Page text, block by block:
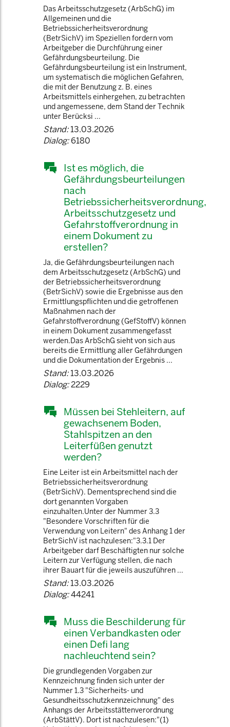
Das Arbeitsschutzgesetz (ArbSchG) im
Allgemeinen und die
Betriebssicherheitsverordnung
(BetrSichV) im Speziellen fordern vom
Arbeitgeber die Durchführung einer
Gefährdungsbeurteilung. Die
Gefährdungsbeurteilung ist ein Instrument,
um systematisch die möglichen Gefahren,
die mit der Benutzung z. B. eines
Arbeitsmittels einhergehen, zu betrachten
und angemessene, dem Stand der Technik
unter Berücksi ...
Stand:13.03.2026
Dialog:6180
Ist es möglich, die
Gefährdungsbeurteilungen
nach
Betriebssicherheitsverordnung,
Arbeitsschutzgesetz und
Gefahrstoffverordnung in
einem Dokument zu
erstellen?
Ja, die Gefährdungsbeurteilungen nach
dem Arbeitsschutzgesetz (ArbSchG) und
der Betriebssicherheitsverordnung
(BetrSichV) sowie die Ergebnisse aus den
Ermittlungspflichten und die getroffenen
Maßnahmen nach der
Gefahrstoffverordnung (GefStoffV) können
in einem Dokument zusammengefasst
werden.Das ArbSchG sieht von sich aus
bereits die Ermittlung aller Gefährdungen
und die Dokumentation der Ergebnis ...
Stand:13.03.2026
Dialog:2229
Müssen bei Stehleitern, auf
gewachsenem Boden,
Stahlspitzen an den
Leiterfüßen genutzt
werden?
Eine Leiter ist ein Arbeitsmittel nach der
Betriebssicherheitsverordnung
(BetrSichV). Dementsprechend sind die
dort genannten Vorgaben
einzuhalten.Unter der Nummer 3.3
"Besondere Vorschriften für die
Verwendung von Leitern" des Anhang 1 der
BetrSichV ist nachzulesen:"3.3.1 Der
Arbeitgeber darf Beschäftigten nur solche
Leitern zur Verfügung stellen, die nach
ihrer Bauart für die jeweils auszuführen ...
Stand:13.03.2026
Dialog:44241
Muss die Beschilderung für
einen Verbandkasten oder
einen Defi lang
nachleuchtend sein?
Die grundlegenden Vorgaben zur
Kennzeichnung finden sich unter der
Nummer 1.3 "Sicherheits- und
Gesundheitsschutzkennzeichnung" des
Anhangs der Arbeitsstättenverordnung
(ArbStättV). Dort ist nachzulesen:"(1)